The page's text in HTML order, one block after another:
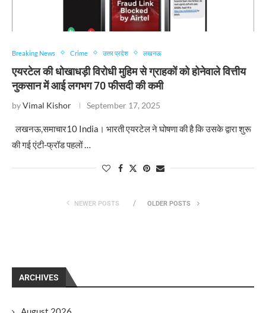
Breaking News Crime उत्तर प्रदेश लखनऊ
एयरटेल की धोखाधड़ी विरोधी मुहिम से ग्राहकों को होनेवाले वित्तीय
नुकसान में आई लगभग 70 फीसदी की कमी
byVimal Kishor September 17, 2025
लखनऊ,समाचार10 India। भारती एयरटेल ने घोषणा की है कि उसके द्वारा शुरू
की गई एंटी-फ्रॉड पहलों …
NEWER POSTS OLDER POSTS
ARCHIVES